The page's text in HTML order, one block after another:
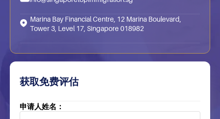
Marina Bay Financial Centre, 12 Marina Boulevard,
Tower 3, Level 17, Singapore 018982
获取免费评估
申请人姓名：